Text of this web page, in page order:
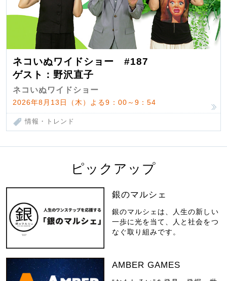
ネコいぬワイドショー #187
ゲスト：野沢直子
ネコいぬワイドショー
2026年8月13日（木）よる9：00～9：54
情報・トレンド
ピックアップ
銀のマルシェ
銀のマルシェは、人生の新しい
一歩に光を当て、人と社会をつ
なぐ取り組みです。
AMBER GAMES